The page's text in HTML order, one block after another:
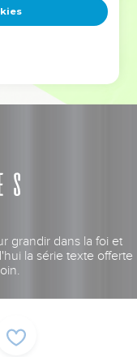
est faite
grandir dans la foi et
la série texte offerte